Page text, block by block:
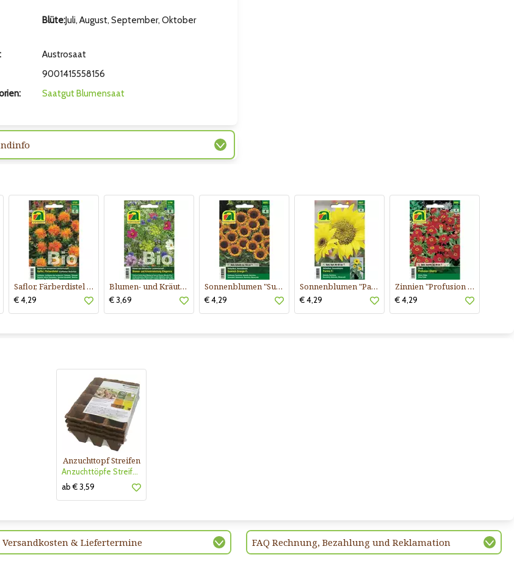
Blüte:Juli, August, September, Oktober
Austrosaat
9001415558156
SaatgutBlumensaat
Saflor, Färberdistel BIO
€ 4,29
Blumen- und Kräutermischung BIO "Elegance"
€ 3,69
Sonnenblumen "Sunrich Orange F1"
€ 4,29
Sonnenblumen "Pacino F1"
€ 4,29
Zinnien "Profusion Cherry"
€ 4,29
Anzuchttopf Streifen
Anzuchttöpfe Streifen 6cm
ab € 3,59
Versandkosten & Liefertermine FAQ Rechnung, Bezahlung und Reklamation